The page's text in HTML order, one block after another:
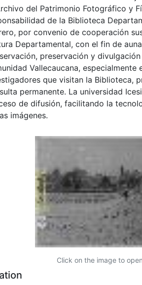
del Patrimonio Fotográfico y
de la Biblioteca
por convenio de cooperación
Departamental, con el fin de
preservación y
Vallecaucana, especialmente
que visitan la Biblioteca,
permanente. La universidad
de difusión, facilitando la
imágenes.
Click on the image to